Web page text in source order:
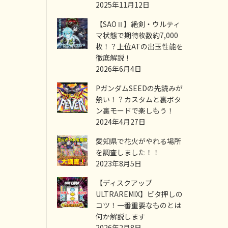
2025年11月12日
【SAOⅡ】絶剣・ウルティ
マ状態で期待枚数約7,000
枚！？上位ATの出玉性能を
徹底解説！
2026年6月4日
PガンダムSEEDの先読みが
熱い！？カスタムと裏ボタ
ン裏モードで楽しもう！
2024年4月27日
愛知県で花火がやれる場所
を調査しました！！
2023年8月5日
【ディスクアップ
ULTRAREMIX】ビタ押しの
コツ！一番重要なものとは
何か解説します